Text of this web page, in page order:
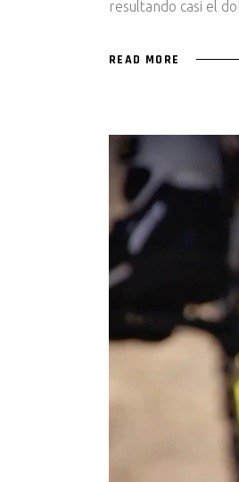
resultando casi el
READ MORE